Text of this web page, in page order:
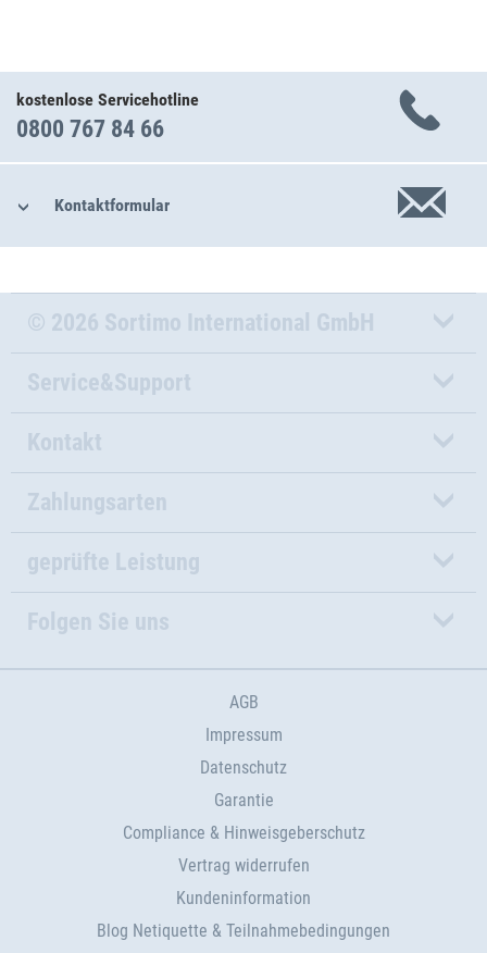
kostenlose Servicehotline
0800 767 84 66
Kontaktformular
© 2026 Sortimo International GmbH
Service&Support
Kontakt
Zahlungsarten
geprüfte Leistung
Folgen Sie uns
AGB
Impressum
Datenschutz
Garantie
Compliance & Hinweisgeberschutz
Vertrag widerrufen
Kundeninformation
Blog Netiquette & Teilnahmebedingungen